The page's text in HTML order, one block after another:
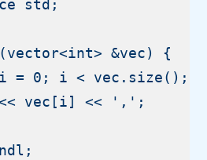
std;
&vec) {
= 0; i < vec.size();
vec[i] << ',';